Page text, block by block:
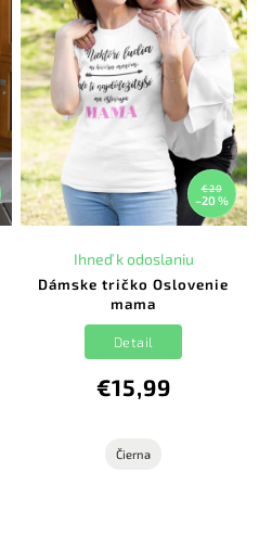
€20
–20 %
Dámske tričko Oslovenie
mama
Ihneď k odoslaniu
€15,99
Detail
Čierna